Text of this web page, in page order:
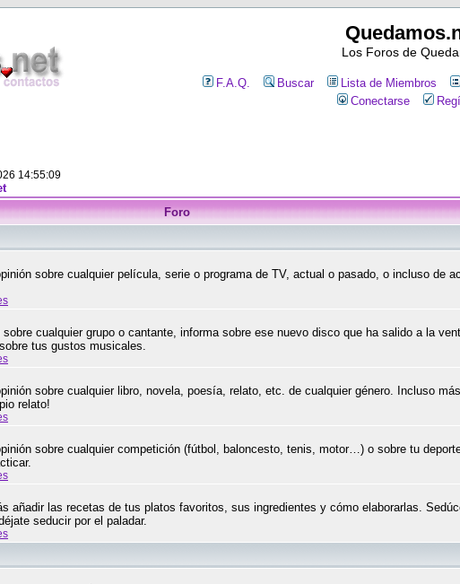
Los Foros de
F.A.Q. Buscar Lista de Miembros
Conectarse
14:55:09
Foro
sobre cualquier película, serie o programa de TV, actual o pasado, o incluso de
cualquier grupo o cantante, informa sobre ese nuevo disco que ha salido a la
tus gustos musicales.
sobre cualquier libro, novela, poesía, relato, etc. de cualquier género. Incluso
relato!
sobre cualquier competición (fútbol, baloncesto, tenis, motor…) o sobre tu
añadir las recetas de tus platos favoritos, sus ingredientes y cómo elaborarlas.
seducir por el paladar.